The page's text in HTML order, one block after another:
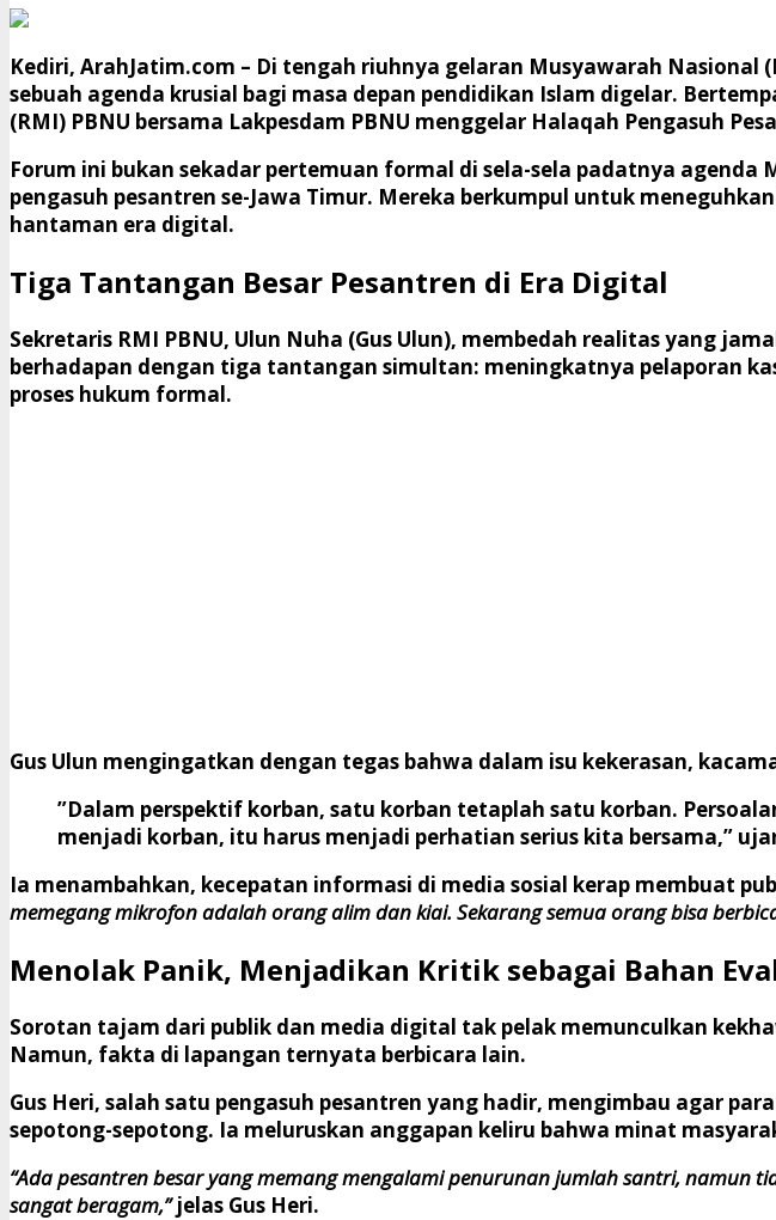
Kediri, ArahJatim.com – Di tengah riuhnya gelaran Musyawarah Nasional
sebuah agenda krusial bagi masa depan pendidikan Islam digelar.
(RMI) PBNU bersama Lakpesdam PBNU menggelar Halaqah Pengasuh
​Forum ini bukan sekadar pertemuan formal di sela-sela padatnya
pengasuh pesantren se-Jawa Timur. Mereka berkumpul untuk
hantaman era digital.
​Tiga Tantangan Besar Pesantren di Era Digital
​Sekretaris RMI PBNU, Ulun Nuha (Gus Ulun), membedah realitas yang
berhadapan dengan tiga tantangan simultan: meningkatnya pelaporan
proses hukum formal.
​Gus Ulun mengingatkan dengan tegas bahwa dalam isu kekerasan,
​”Dalam perspektif korban, satu korban tetaplah satu korban.
menjadi korban, itu harus menjadi perhatian serius kita bersama,”
​Ia menambahkan, kecepatan informasi di media sosial kerap membuat
memegang mikrofon adalah orang alim dan kiai. Sekarang semua orang bisa
​Menolak Panik, Menjadikan Kritik sebagai Bahan
​Sorotan tajam dari publik dan media digital tak pelak memunculkan
Namun, fakta di lapangan ternyata berbicara lain.
​Gus Heri, salah satu pengasuh pesantren yang hadir, mengimbau agar
sepotong-sepotong. Ia meluruskan anggapan keliru bahwa minat
“Ada pesantren besar yang memang mengalami penurunan jumlah santri, namun
sangat beragam,”jelas Gus Heri.